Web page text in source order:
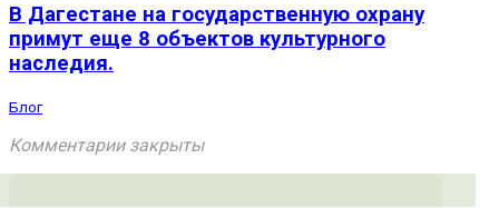
В Дагестане на государственную охрану
примут еще 8 объектов культурного
наследия.
Блог
Комментарии закрыты